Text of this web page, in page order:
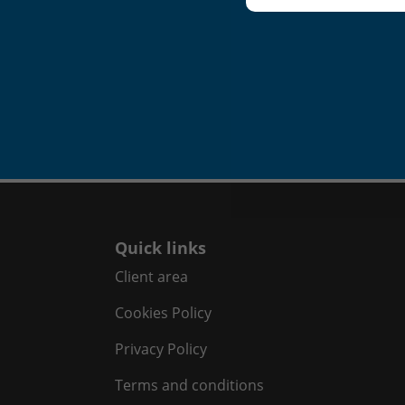
Quick links
Client area
Cookies Policy
Privacy Policy
Terms and conditions